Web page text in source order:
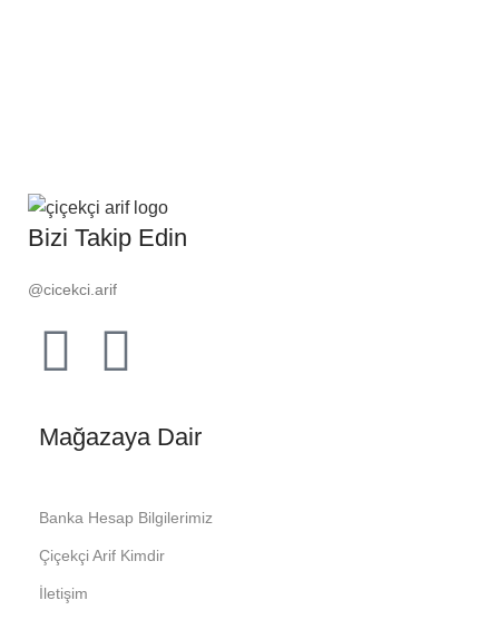
Bizi Takip Edin
@cicekci.arif
Mağazaya Dair
Banka Hesap Bilgilerimiz
Çiçekçi Arif Kimdir
İletişim